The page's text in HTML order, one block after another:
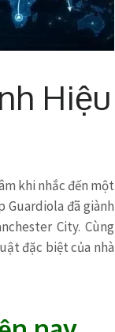
Hiệu
khi nhắc đến một
Guardiola đã giành
City. Cùng
đặc biệt của nhà